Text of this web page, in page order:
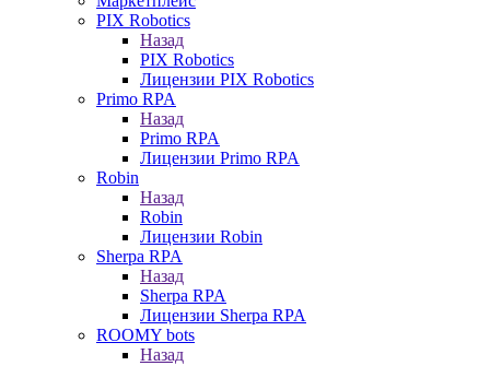
PIX Robotics
Назад
PIX Robotics
Лицензии PIX Robotics
Primo RPA
Назад
Primo RPA
Лицензии Primo RPA
Robin
Назад
Robin
Лицензии Robin
Sherpa RPA
Назад
Sherpa RPA
Лицензии Sherpa RPA
ROOMY bots
Назад